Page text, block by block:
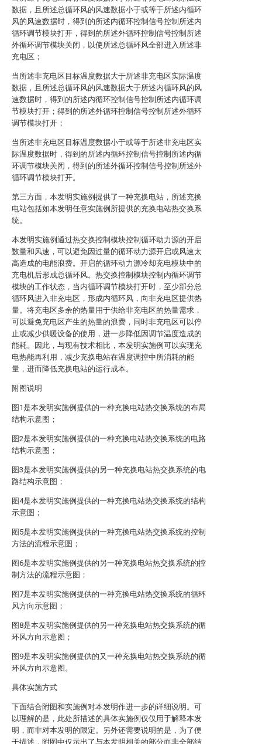
数据，且所述总循环风的风速数据小于或等于所述内循环
风的风速数据时，得到的所述内循环控制信号控制所述内
循环调节模块打开，得到的所述外循环控制信号控制所述
外循环调节模块关闭，以使所述总循环风全部进入所述非
充电区；
当所述非充电区目标温度数据大于所述非充电区实际温度
数据，且所述总循环风的风速数据大于所述内循环风的风
速数据时，得到的所述内循环控制信号控制所述内循环调
节模块打开；得到的所述外循环控制信号控制所述外循环
调节模块打开；
当所述非充电区目标温度数据小于或等于所述非充电区实
际温度数据时，得到的所述内循环控制信号控制所述内循
环调节模块关闭，得到的所述外循环控制信号控制所述外
循环调节模块打开。
第三方面，本发明实施例提供了一种充换电站，所述充换
电站包括如本发明任意实施例所提供的充换电站热交换系
统。
本发明实施例通过热交换控制模块控制循环动力源的开启
数量和风速，可以避免因过量的循环动力源开启或风速太
高造成的电能浪费。开启的循环动力源冷却充电模块中的
充电机后形成总循环风。热交换控制模块控制内循环调节
模块的工作状态，当内循环调节模块打开时，至少部分总
循环风进入非充电区，形成内循环风，向非充电区提供热
量。将充电区多余的热量用于供给非充电区的热量需求，
可以避免充电区产生的热量的浪费，同时非充电区可以停
止或减少供暖设备的使用，进一步降低因调节温度造成的
能耗。因此，与现有技术相比，本发明实施例可以实现充
电热能再利用，减少充换电站在温度调控中所消耗的能
量，进而降低充换电站的运行成本。
附图说明
图1是本发明实施例提供的一种充换电站热交换系统的布局
结构示意图；
图2是本发明实施例提供的一种充换电站热交换系统的电路
结构示意图；
图3是本发明实施例提供的另一种充换电站热交换系统的电
路结构示意图；
图4是本发明实施例提供的一种充换电站热交换系统的结构
示意图；
图5是本发明实施例提供的一种充换电站热交换系统的控制
方法的流程示意图；
图6是本发明实施例提供的另一种充换电站热交换系统的控
制方法的流程示意图；
图7是本发明实施例提供的一种充换电站热交换系统的循环
风方向示意图；
图8是本发明实施例提供的另一种充换电站热交换系统的循
环风方向示意图；
图9是本发明实施例提供的又一种充换电站热交换系统的循
环风方向示意图。
具体实施方式
下面结合附图和实施例对本发明作进一步的详细说明。可
以理解的是，此处所描述的具体实施例仅仅用于解释本发
明，而非对本发明的限定。另外还需要说明的是，为了便
于描述，附图中仅示出了与本发明相关的部分而非全部结